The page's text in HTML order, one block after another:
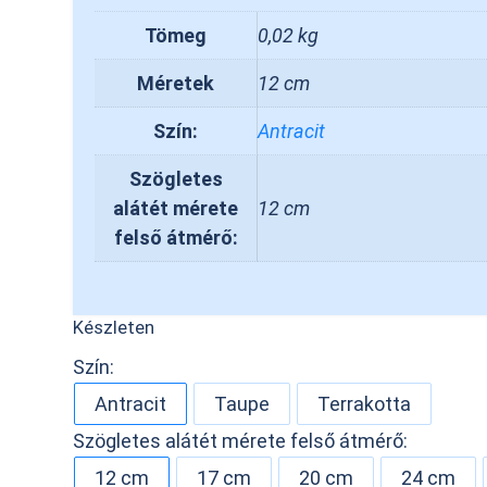
Tömeg 0,02 kg
Méretek 12 cm
Szín: Antracit
Szögletes
alátét mérete
felső átmérő:
12 cm
Készleten
Szín:
Antracit
Taupe
Terrakotta
Szögletes alátét mérete felső átmérő:
12 cm
17 cm 20 cm 24 cm